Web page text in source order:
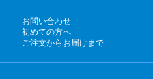
お問い合わせ
初めての方へ
ご注文からお届けまで